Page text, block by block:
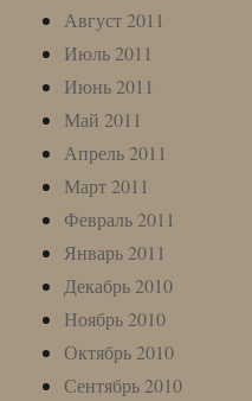
Август 2011
Июль 2011
Июнь 2011
Май 2011
Апрель 2011
Март 2011
Февраль 2011
Январь 2011
Декабрь 2010
Ноябрь 2010
Октябрь 2010
Сентябрь 2010